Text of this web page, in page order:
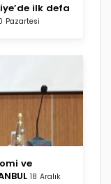
ilk defa
Pazartesi
ve
18 Aralık